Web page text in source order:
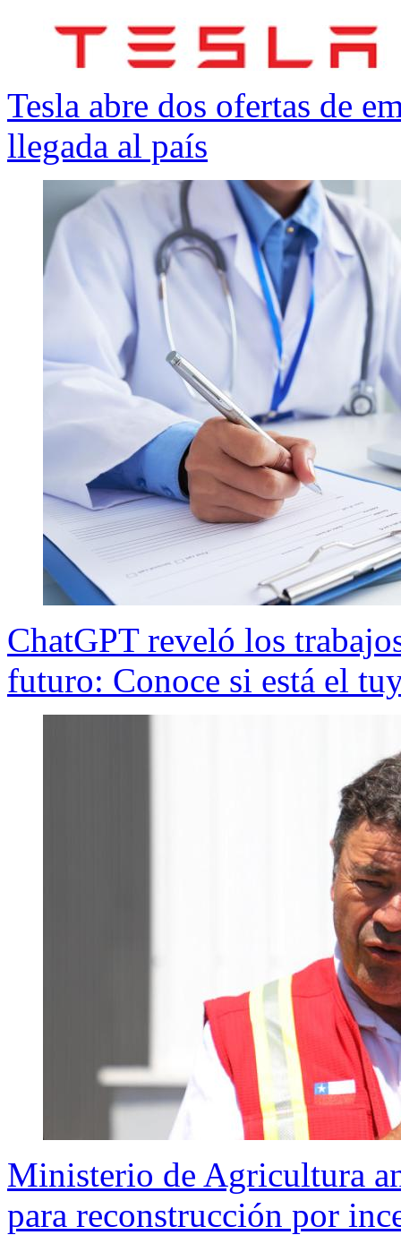
Tesla abre dos ofertas de
llegada al país
ChatGPT reveló los
futuro: Conoce si está el
Ministerio de Agricultura
para reconstrucción por